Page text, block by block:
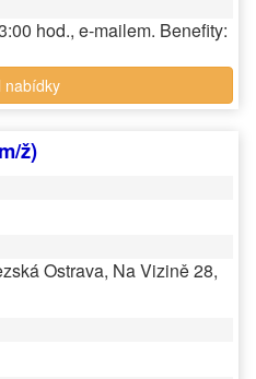
hod., e-mailem. Benefity:
nabídky
ž)
Ostrava, Na Vizině 28,